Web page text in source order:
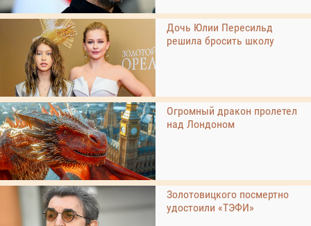
Дочь Юлии Пересильд
решила бросить школу
Огромный дракон пролетел
над Лондоном
Золотовицкого посмертно
удостоили «ТЭФИ»